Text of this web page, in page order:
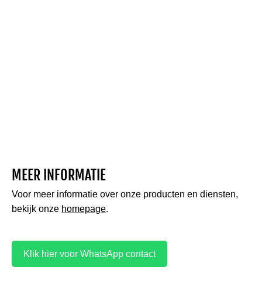
MEER INFORMATIE
Voor meer informatie over onze producten en diensten,
bekijk onze homepage.
Klik hier voor WhatsApp contact